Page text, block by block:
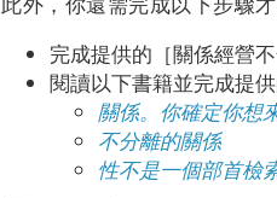
完成提供的［關係經營
閱讀以下書籍並完成提供
關係。你確定你想
不分離的關係
性不是一個部首檢